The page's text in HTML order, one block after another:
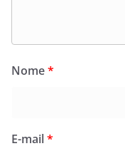
Nome*
E-mail*